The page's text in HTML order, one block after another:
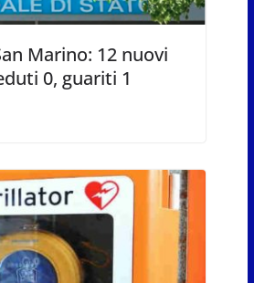
Marino: 12 nuovi
0, guariti 1